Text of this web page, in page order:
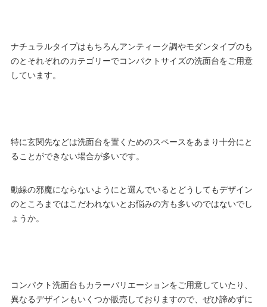
ナチュラルタイプはもちろんアンティーク調やモダンタイプのも
のとそれぞれのカテゴリーでコンパクトサイズの洗面台をご用意
しています。
特に玄関先などは洗面台を置くためのスペースをあまり十分にと
ることができない場合が多いです。
動線の邪魔にならないようにと選んでいるとどうしてもデザイン
のところまではこだわれないとお悩みの方も多いのではないでし
ょうか。
コンパクト洗面台もカラーバリエーションをご用意していたり、
異なるデザインもいくつか販売しておりますので、ぜひ諦めずに